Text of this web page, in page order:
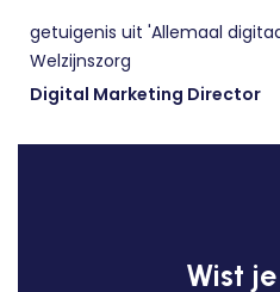
getuigenis uit 'Allemaal
Welzijnszorg
Digital Marketing Director
Wist